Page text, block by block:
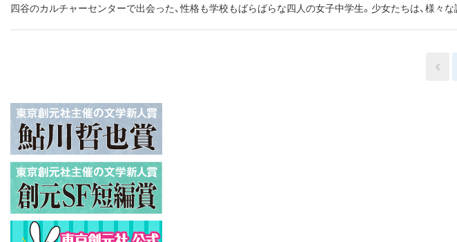
四谷のカルチャーセンターで出会った、性格も学校もばらばらな四人の女子中学生。少女たちは、様々